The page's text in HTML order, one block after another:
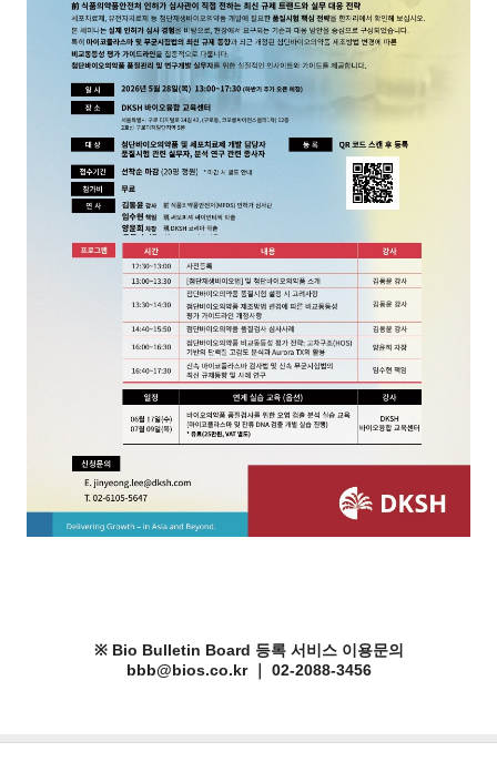
※ Bio Bulletin Board 등록 서비스 이용문의
bbb@bios.co.kr ｜ 02-2088-3456